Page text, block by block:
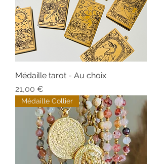
Médaille tarot - Au choix
Prix
21,00 €
Médaille Collier